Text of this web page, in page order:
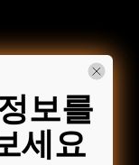
보를
세요